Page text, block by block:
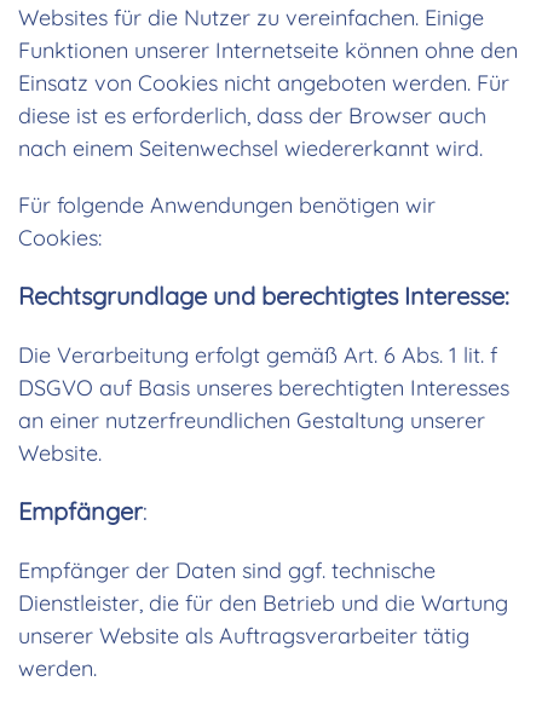
Websites für die Nutzer zu vereinfachen. Einige
Funktionen unserer Internetseite können ohne den
Einsatz von Cookies nicht angeboten werden. Für
diese ist es erforderlich, dass der Browser auch
nach einem Seitenwechsel wiedererkannt wird.
Für folgende Anwendungen benötigen wir
Cookies:
Rechtsgrundlage und berechtigtes Interesse:
Die Verarbeitung erfolgt gemäß Art. 6 Abs. 1 lit. f
DSGVO auf Basis unseres berechtigten Interesses
an einer nutzerfreundlichen Gestaltung unserer
Website.
Empfänger:
Empfänger der Daten sind ggf. technische
Dienstleister, die für den Betrieb und die Wartung
unserer Website als Auftragsverarbeiter tätig
werden.